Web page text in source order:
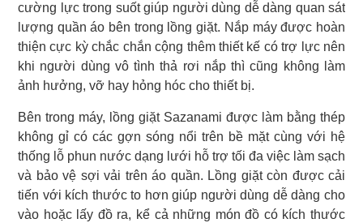
cường lực trong suốt giúp người dùng dễ dàng quan sát
lượng quần áo bên trong lồng giặt. Nắp máy được hoàn
thiện cực kỳ chắc chắn cộng thêm thiết kế có trợ lực nên
khi người dùng vô tình thả rơi nắp thì cũng không làm
ảnh hưởng, vỡ hay hỏng hóc cho thiết bị.
Bên trong máy, lồng giặt Sazanami được làm bằng thép
không gỉ có các gợn sóng nổi trên bề mặt cùng với hệ
thống lỗ phun nước dạng lưới hỗ trợ tối đa việc làm sạch
và bảo vệ sợi vải trên áo quần. Lồng giặt còn được cải
tiến với kích thước to hơn giúp người dùng dễ dàng cho
vào hoặc lấy đồ ra, kể cả những món đồ có kích thước